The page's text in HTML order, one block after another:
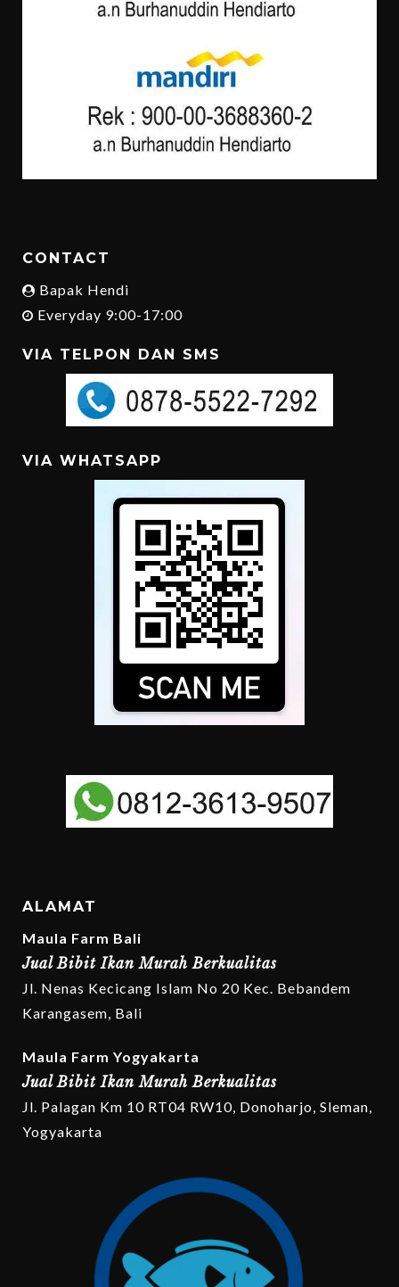
CONTACT
Bapak Hendi
Everyday 9:00-17:00
VIA TELPON DAN SMS
VIA WHATSAPP
ALAMAT
Maula Farm Bali
Jual Bibit Ikan Murah Berkualitas
Jl. Nenas Kecicang Islam No 20 Kec. Bebandem
Karangasem, Bali
Maula Farm Yogyakarta
Jual Bibit Ikan Murah Berkualitas
Jl. Palagan Km 10 RT04 RW10, Donoharjo, Sleman,
Yogyakarta